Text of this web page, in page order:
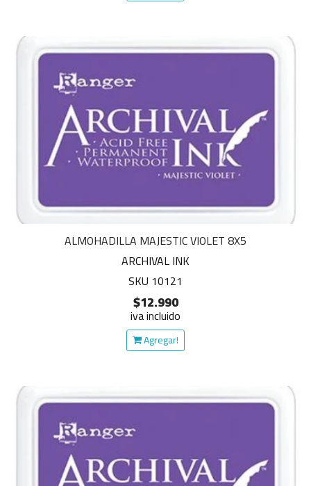
ALMOHADILLA MAJESTIC VIOLET 8X5
ARCHIVAL INK
SKU 10121
$12.990
iva incluido
Agregar!